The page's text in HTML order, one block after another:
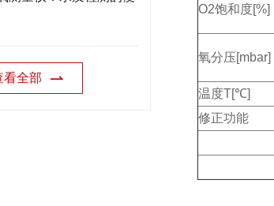
看全部
O2饱和度[%]
氧分压[mbar]
温度T[℃]
修正功能